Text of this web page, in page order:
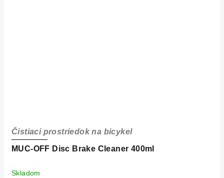
MUC-OFF Disc Brake Cleaner 400ml
Čistiaci prostriedok na bicykel
Skladom